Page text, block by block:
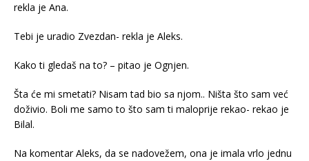
rekla je Ana.
Tebi je uradio Zvezdan- rekla je Aleks.
Kako ti gledaš na to? – pitao je Ognjen.
Šta će mi smetati? Nisam tad bio sa njom.. Ništa što sam već
doživio. Boli me samo to što sam ti maloprije rekao- rekao je
Bilal.
Na komentar Aleks, da se nadovežem, ona je imala vrlo jednu